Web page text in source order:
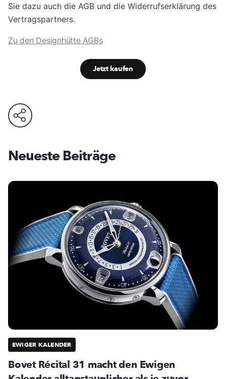
Sie dazu auch die AGB und die Widerrufserklärung des
Vertragspartners.
Zu den Designhütte AGBs
Jetzt kaufen
Neueste Beiträge
EWIGER KALENDER
Bovet Récital 31 macht den Ewigen